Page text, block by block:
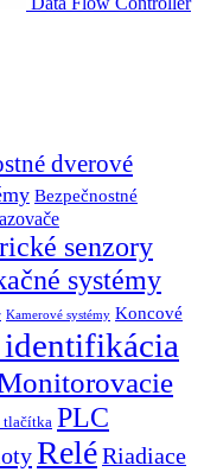
dverové
Bezpečnostné
senzory
systémy
Kamerové systémy Koncové
tlačítka PLC
ReléRiadiace